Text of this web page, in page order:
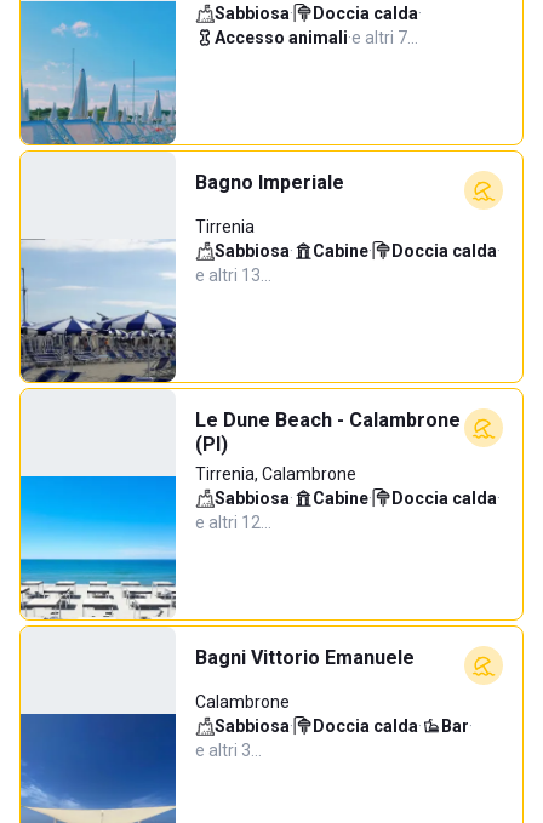
Sabbiosa· Doccia calda·
Accesso animali·e altri 7…
Bagno Imperiale
Tirrenia
Sabbiosa· Cabine· Doccia calda·
e altri 13…
Le Dune Beach - Calambrone
(PI)
Tirrenia, Calambrone
Sabbiosa· Cabine· Doccia calda·
e altri 12…
Bagni Vittorio Emanuele
Calambrone
Sabbiosa· Doccia calda· Bar·
e altri 3…